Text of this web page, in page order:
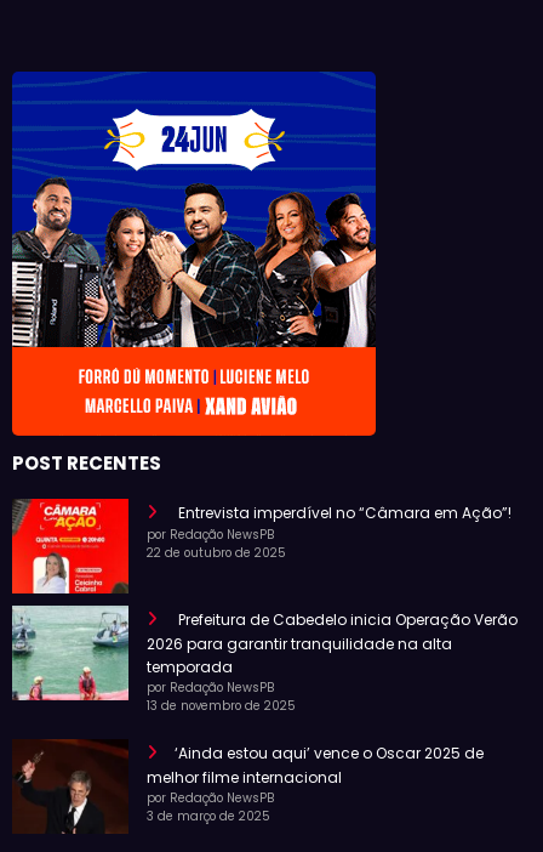
POST RECENTES
Entrevista imperdível no “Câmara em Ação”!
por Redação NewsPB
22 de outubro de 2025
Prefeitura de Cabedelo inicia Operação Verão
2026 para garantir tranquilidade na alta
temporada
por Redação NewsPB
13 de novembro de 2025
‘Ainda estou aqui’ vence o Oscar 2025 de
melhor filme internacional
por Redação NewsPB
3 de março de 2025